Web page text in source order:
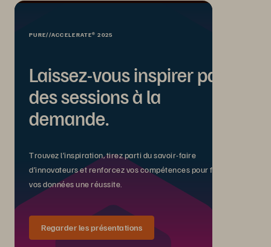
PURE//ACCELERATE® 2025
Laissez-vous inspirer par
des sessions à la
demande.
Trouvez l’inspiration, tirez parti du savoir-faire
d’innovateurs et renforcez vos compétences pour faire de
vos données une réussite.
Regarder les présentations